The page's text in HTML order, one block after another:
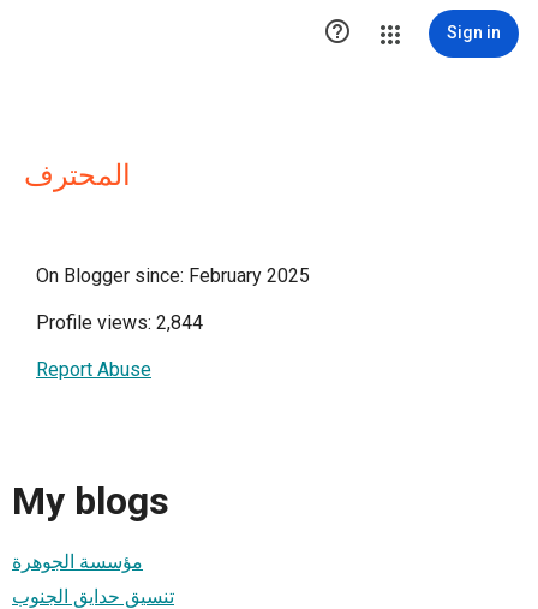
 Sign in
المحترف
On Blogger since: February 2025
Profile views: 2,844
Report Abuse
My blogs
مؤسسة الجوهرة
تنسيق حدايق الجنوب